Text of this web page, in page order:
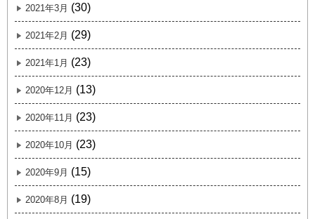
2021年3月 (30)
2021年2月 (29)
2021年1月 (23)
2020年12月 (13)
2020年11月 (23)
2020年10月 (23)
2020年9月 (15)
2020年8月 (19)